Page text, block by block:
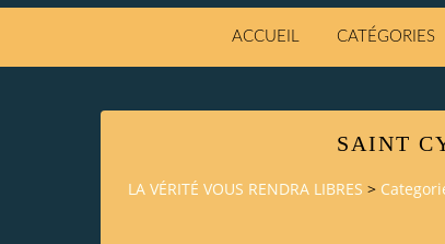
ACCUEIL CATÉGORIES
SAINT
LA VÉRITÉ VOUS RENDRA LIBRES >